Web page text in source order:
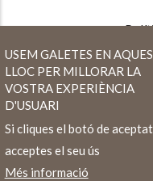
USEM GALETES EN
LLOC PER MILLORAR LA
VOSTRA EXPERIÈNCIA
D'USUARI
Si cliques el botó de aceptat
acceptes el seu ús
Més informació